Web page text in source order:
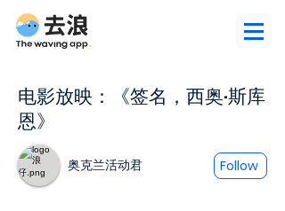
电影放映：《签名，西奥·斯库
恩》
奥克兰活动君 Follow